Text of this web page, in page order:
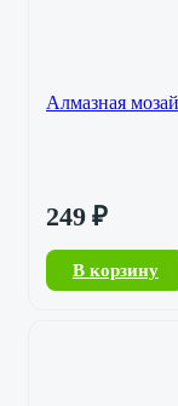
Алмазная
249 ₽
В корзину